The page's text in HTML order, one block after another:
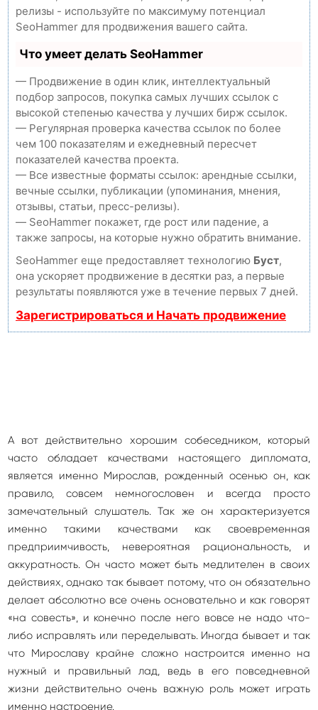
релизы - используйте по максимуму потенциал
SeoHammer для продвижения вашего сайта.
Что умеет делать SeoHammer
— Продвижение в один клик, интеллектуальный
подбор запросов, покупка самых лучших ссылок с
высокой степенью качества у лучших бирж ссылок.
— Регулярная проверка качества ссылок по более
чем 100 показателям и ежедневный пересчет
показателей качества проекта.
— Все известные форматы ссылок: арендные ссылки,
вечные ссылки, публикации (упоминания, мнения,
отзывы, статьи, пресс-релизы).
— SeoHammer покажет, где рост или падение, а
также запросы, на которые нужно обратить внимание.
SeoHammer еще предоставляет технологию Буст,
она ускоряет продвижение в десятки раз, а первые
результаты появляются уже в течение первых 7 дней.
Зарегистрироваться и Начать продвижение
А вот действительно хорошим собеседником, который
часто обладает качествами настоящего дипломата,
является именно Мирослав, рожденный осенью он, как
правило, совсем немногословен и всегда просто
замечательный слушатель. Так же он характеризуется
именно такими качествами как своевременная
предприимчивость, невероятная рациональность, и
аккуратность. Он часто может быть медлителен в своих
действиях, однако так бывает потому, что он обязательно
делает абсолютно все очень основательно и как говорят
«на совесть», и конечно после него вовсе не надо что-
либо исправлять или переделывать. Иногда бывает и так
что Мирославу крайне сложно настроится именно на
нужный и правильный лад, ведь в его повседневной
жизни действительно очень важную роль может играть
именно настроение.